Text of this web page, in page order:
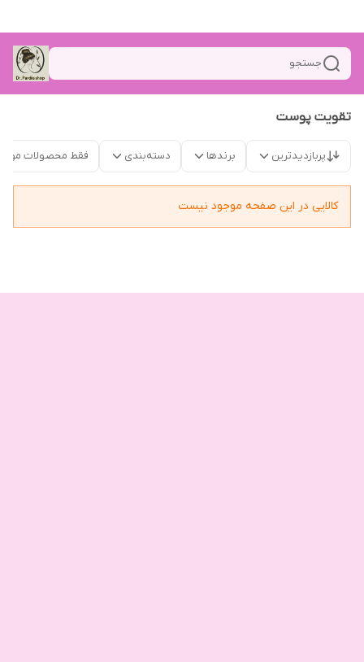
جستجو
تقویت پوست
پربازدیدترین برندها دسته‌بندی فقط محصولات
کالایی در این صفحه موجود نیست